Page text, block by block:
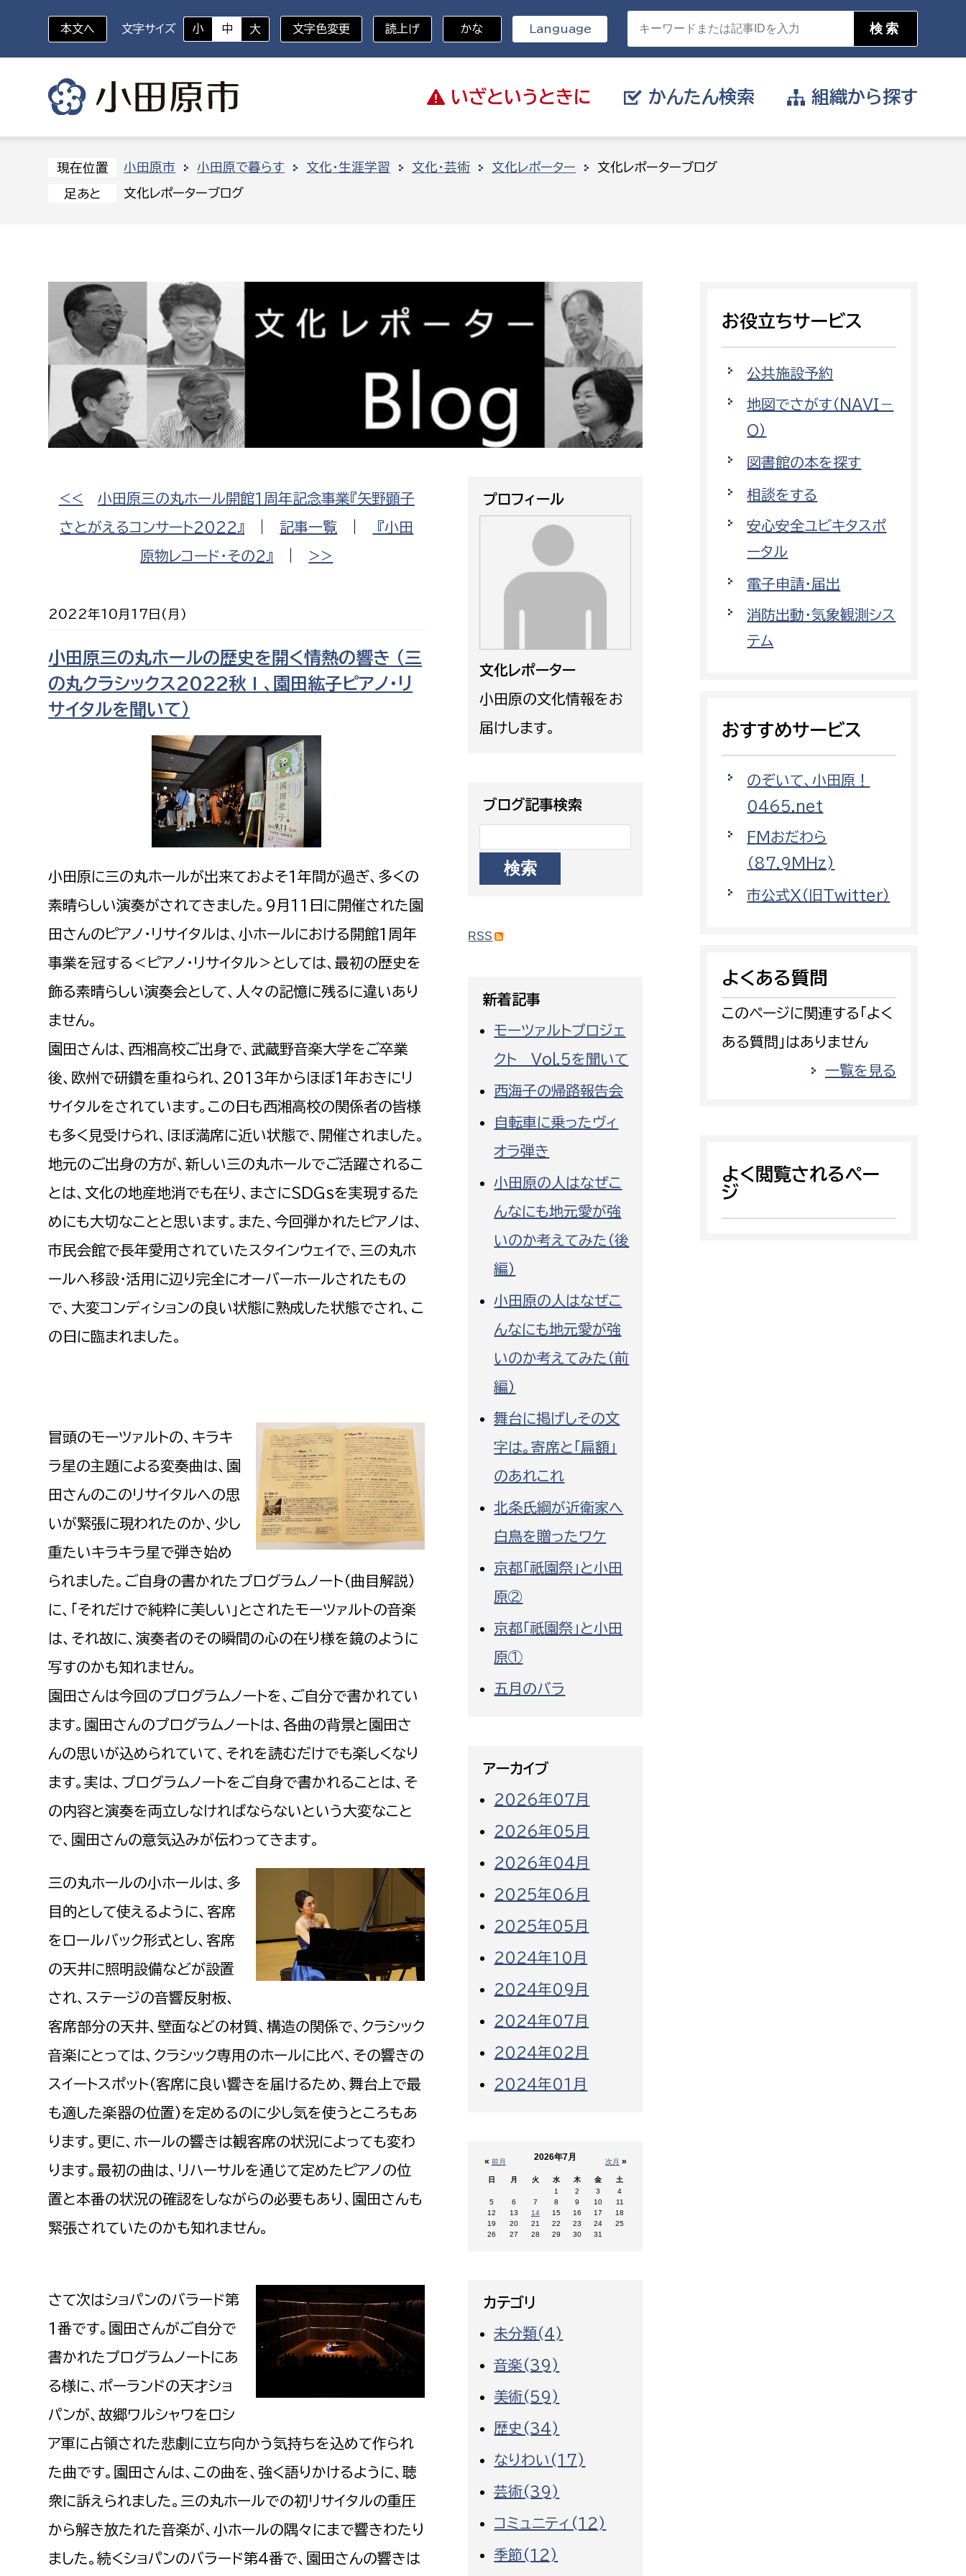
いざと いうときに
いざというときに
かんたん検索
対象者を選択
小・中学生
高校生・大学生など
若者
妊産婦
障がい者
労働者
求職者
外国人
分野を選択
防災・安全
福祉・健康
環境・エネルギー
都市基盤
行政経営
観光
目的を選択
支払いをしたい
遊びたい
小田原のことを知りたい
イベント・講座などに参加したい
まちづくりに関わりたい
組織から探す
組織から探す
部に属さない室
コンプライアンス推進室
デジタル推進課
財産管理課
契約検査課
市税総務課
市民税課
資産税課
市民部
人権・男女共同参画課
戸籍住民課
文化部
文化財課
図書館
スポーツ課
小田原城総合管理事務所
環境部
環境政策課
ゼロカーボン推進課
環境事業センター
福祉健康部
福祉政策課
生活援護課
高齢介護課
子ども政策課
子ども若者支援課
農政課
水産海浜課
都市部
建築指導課
開発審査課
国県事業推進課
土木管理課
道水路整備課
みどり公園課
建築課
会計管理者
患者サポートセンター
病院管理局：経営管理課
消防
消防総務課
警防計画課
消防課
警防第1課
上下水道局
経営総務課
給排水業務課
水道整備課
浄水管理課
教育部
教育総務課
保健給食課
教育指導課
選挙管理委員会事務局
選挙管理委員会事務局
農業委員会事務局
農業委員会事務局 議会総務課
本文へ 文字サイズ 小 中 大 文字色変更 読上げ かな Language
現在位置 小田原市 小田原で暮らす 文化・生涯学習 文化・芸術 文化レポーター 文化レポーターブログ
足あと 文化レポーターブログ
<<
小田原三の丸ホール開館1周年記念事業『矢野顕子
さとがえるコンサート2022』
記事一覧
『小田
原物レコード・その2』
>>
2022年10月17日(月)
小田原三の丸ホールの歴史を開く情熱の響き （三
の丸クラシックス2022秋Ⅰ、園田紘子ピアノ・リ
サイタルを聞いて）
小田原に三の丸ホールが出来ておよそ1年間が過ぎ、多くの
素晴らしい演奏がされてきました。9月11日に開催された園
田さんのピアノ・リサイタルは、小ホールにおける開館1周年
事業を冠する＜ピアノ・リサイタル＞としては、最初の歴史を
飾る素晴らしい演奏会として、人々の記憶に残るに違いあり
ません。
園田さんは、西湘高校ご出身で、武蔵野音楽大学をご卒業
後、欧州で研鑽を重ねられ、2013年からほぼ1年おきにリ
サイタルをされています。この日も西湘高校の関係者の皆様
も多く見受けられ、ほぼ満席に近い状態で、開催されました。
地元のご出身の方が、新しい三の丸ホールでご活躍されるこ
とは、文化の地産地消でも在り、まさにSDGsを実現するた
めにも大切なことと思います。また、今回弾かれたピアノは、
市民会館で長年愛用されていたスタインウェイで、三の丸ホ
ールへ移設・活用に辺り完全にオーバーホールされたもの
で、大変コンディションの良い状態に熟成した状態でされ、こ
の日に臨まれました。
冒頭のモーツァルトの、キラキ
ラ星の主題による変奏曲は、園
田さんのこのリサイタルへの思
いが緊張に現われたのか、少し
重たいキラキラ星で弾き始め
られました。ご自身の書かれたプログラムノート（曲目解説）
に、「それだけで純粋に美しい」とされたモーツァルトの音楽
は、それ故に、演奏者のその瞬間の心の在り様を鏡のように
写すのかも知れません。
園田さんは今回のプログラムノートを、ご自分で書かれてい
ます。園田さんのプログラムノートは、各曲の背景と園田さ
んの思いが込められていて、それを読むだけでも楽しくなり
ます。実は、プログラムノートをご自身で書かれることは、そ
の内容と演奏を両立しなければならないという大変なこと
で、園田さんの意気込みが伝わってきます。
三の丸ホールの小ホールは、多
目的として使えるように、客席
をロールバック形式とし、客席
の天井に照明設備などが設置
され、ステージの音響反射板、
客席部分の天井、壁面などの材質、構造の関係で、クラシック
音楽にとっては、クラシック専用のホールに比べ、その響きの
スイートスポット（客席に良い響きを届けるため、舞台上で最
も適した楽器の位置）を定めるのに少し気を使うところもあ
ります。更に、ホールの響きは観客席の状況によっても変わ
ります。最初の曲は、リハーサルを通じて定めたピアノの位
置と本番の状況の確認をしながらの必要もあり、園田さんも
緊張されていたのかも知れません。
さて次はショパンのバラード第
1番です。園田さんがご自分で
書かれたプログラムノートにあ
る様に、ポーランドの天才ショ
パンが、故郷ワルシャワをロシ
ア軍に占領された悲劇に立ち向かう気持ちを込めて作られ
た曲です。園田さんは、この曲を、強く語りかけるように、聴
衆に訴えられました。三の丸ホールでの初リサイタルの重圧
から解き放たれた音楽が、小ホールの隅々にまで響きわたり
ました。続くショパンのバラード第４番で、園田さんの響きは
プロフィール
文化レポーター
小田原の文化情報をお
届けします。
ブログ記事検索
RSS
新着記事
モーツァルトプロジェ
クト Vol.5を聞いて
西海子の帰路報告会
自転車に乗ったヴィ
オラ弾き
小田原の人はなぜこ
んなにも地元愛が強
いのか考えてみた（後
編）
小田原の人はなぜこ
んなにも地元愛が強
いのか考えてみた（前
編）
舞台に掲げしその文
字は。寄席と「扁額」
のあれこれ
北条氏綱が近衛家へ
白鳥を贈ったワケ
京都「祇園祭」と小田
原②
京都「祇園祭」と小田
原①
五月のバラ
アーカイブ
2026年07月
2026年05月
2026年04月
2025年06月
2025年05月
2024年10月
2024年09月
2024年07月
2024年02月
2024年01月
« 前月 次月 »
2026年7月
日 月 火 水 木 金
土
1
2 3
4
5
6 7 8 9 10
11
12
13 14 15 16 17
18
19
20 21 22 23 24
25
26
27 28 29 30 31
カテゴリ
未分類(4)
音楽(39)
美術(59)
歴史(34)
なりわい(17)
芸術(39)
コミュニティ(12)
季節(12)
お役立ちサービス
公共施設予約
地図でさがす（NAVI－
O）
図書館の本を探す
相談をする
安心安全ユビキタスポ
ータル
電子申請・届出
消防出動・気象観測シス
テム
おすすめサービス
のぞいて、小田原！
0465.net
FMおだわら
（87.9MHz)
市公式X（旧Twitter）
よくある質問
このページに関連する「よく
ある質問」はありません
一覧を見る
よく閲覧されるペー
ジ